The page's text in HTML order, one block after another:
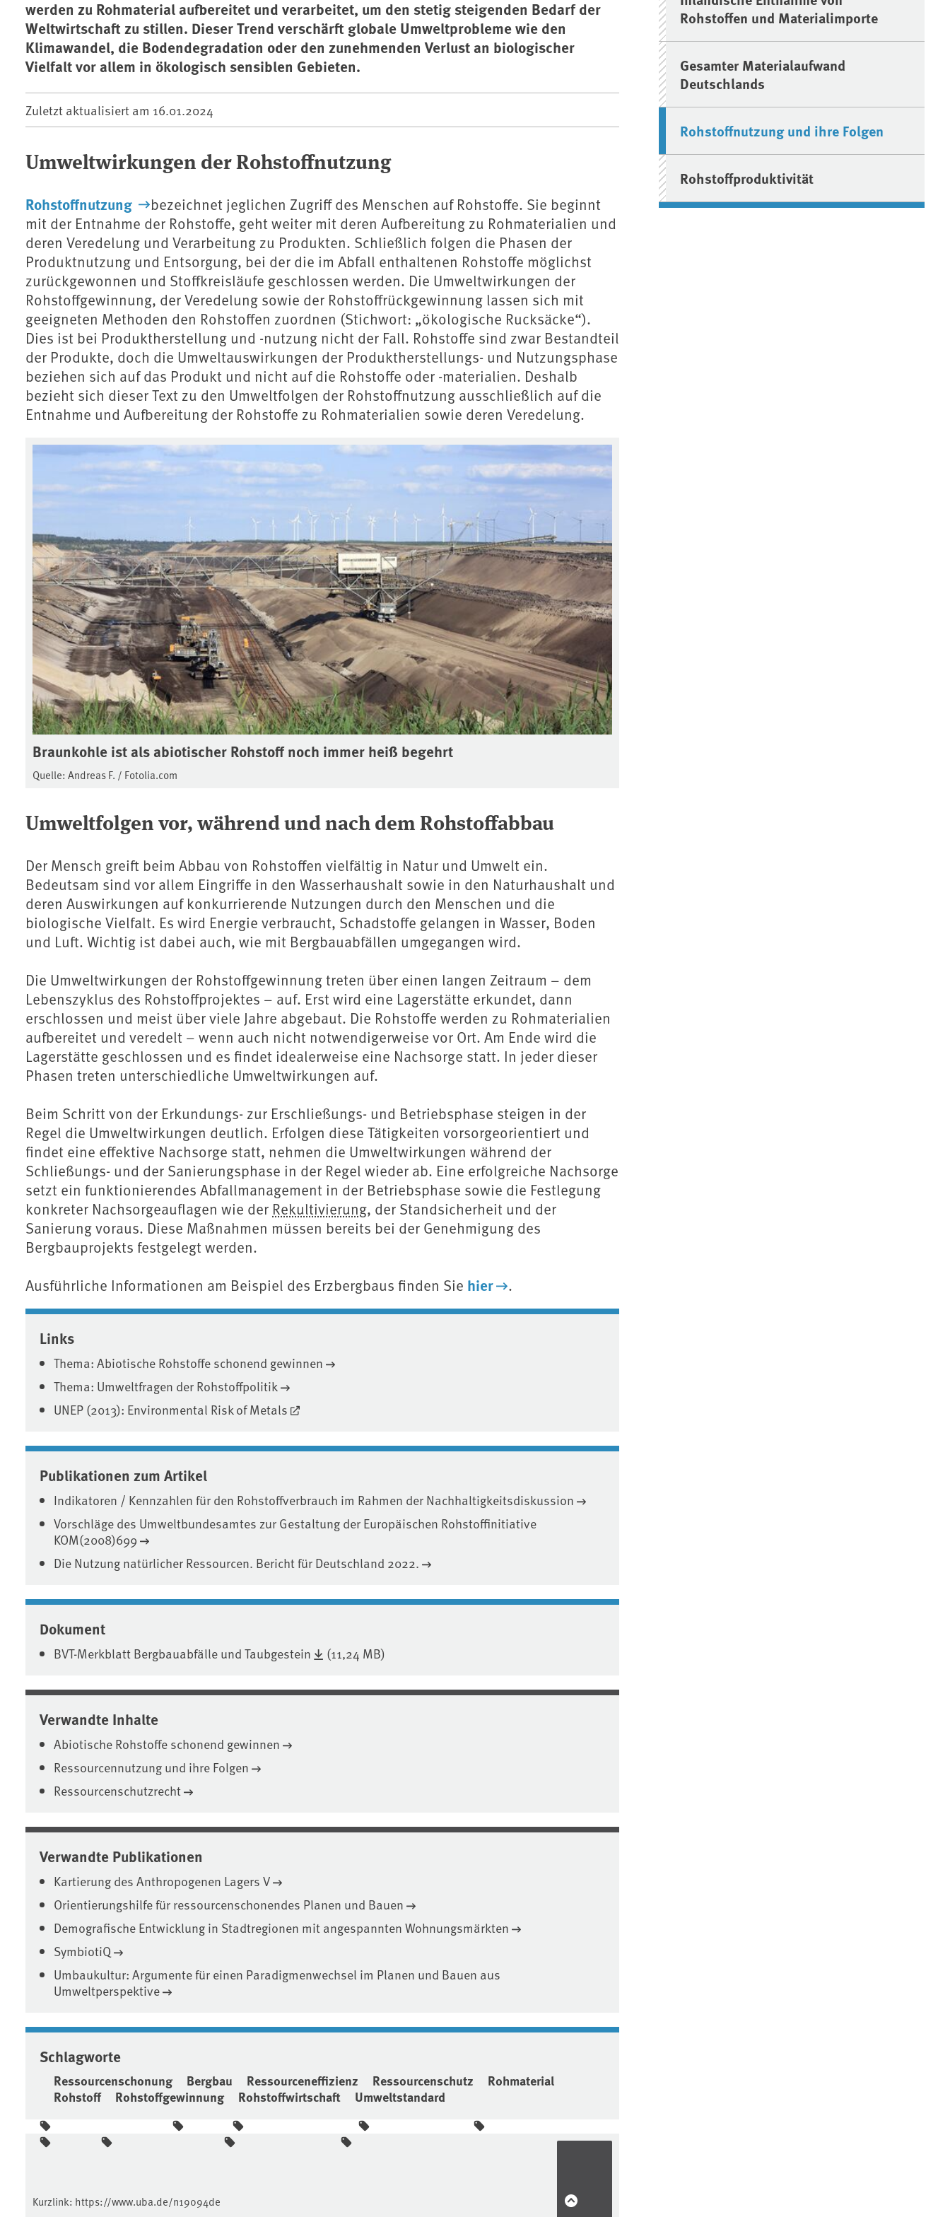
werden zu Rohmaterial aufbereitet und verarbeitet, um den stetig steigenden Bedarf der
Weltwirtschaft zu stillen. Dieser Trend verschärft globale Umweltprobleme wie den
Klimawandel, die Bodendegradation oder den zunehmenden Verlust an biologischer
Vielfalt vor allem in ökologisch sensiblen Gebieten.
Zuletzt aktualisiert am 16.01.2024
Umweltwirkungen der Rohstoffnutzung
Rohstoffnutzung
bezeichnet jeglichen Zugriff des Menschen auf Rohstoffe. Sie beginnt
mit der Entnahme der Rohstoffe, geht weiter mit deren Aufbereitung zu Rohmaterialien und
deren Veredelung und Verarbeitung zu Produkten. Schließlich folgen die Phasen der
Produktnutzung und Entsorgung, bei der die im Abfall enthaltenen Rohstoffe möglichst
zurückgewonnen und Stoffkreisläufe geschlossen werden. Die Umweltwirkungen der
Rohstoffgewinnung, der Veredelung sowie der Rohstoffrückgewinnung lassen sich mit
geeigneten Methoden den Rohstoffen zuordnen (Stichwort: „ökologische Rucksäcke“).
Dies ist bei Produktherstellung und -nutzung nicht der Fall. Rohstoffe sind zwar Bestandteil
der Produkte, doch die Umweltauswirkungen der Produktherstellungs- und Nutzungsphase
beziehen sich auf das Produkt und nicht auf die Rohstoffe oder -materialien. Deshalb
bezieht sich dieser Text zu den Umweltfolgen der Rohstoffnutzung ausschließlich auf die
Entnahme und Aufbereitung der Rohstoffe zu Rohmaterialien sowie deren Veredelung.
Braunkohle ist als abiotischer Rohstoff noch immer heiß begehrt
Quelle: Andreas F. / Fotolia.com
Umweltfolgen vor, während und nach dem Rohstoffabbau
Der Mensch greift beim Abbau von Rohstoffen vielfältig in Natur und Umwelt ein.
Bedeutsam sind vor allem Eingriffe in den Wasserhaushalt sowie in den Naturhaushalt und
deren Auswirkungen auf konkurrierende Nutzungen durch den Menschen und die
biologische Vielfalt. Es wird Energie verbraucht, Schadstoffe gelangen in Wasser, Boden
und Luft. Wichtig ist dabei auch, wie mit Bergbauabfällen umgegangen wird.
Die Umweltwirkungen der Rohstoffgewinnung treten über einen langen Zeitraum – dem
Lebenszyklus des Rohstoffprojektes – auf. Erst wird eine Lagerstätte erkundet, dann
erschlossen und meist über viele Jahre abgebaut. Die Rohstoffe werden zu Rohmaterialien
aufbereitet und veredelt – wenn auch nicht notwendigerweise vor Ort. Am Ende wird die
Lagerstätte geschlossen und es findet idealerweise eine Nachsorge statt. In jeder dieser
Phasen treten unterschiedliche Umweltwirkungen auf.
Beim Schritt von der Erkundungs- zur Erschließungs- und Betriebsphase steigen in der
Regel die Umweltwirkungen deutlich. Erfolgen diese Tätigkeiten vorsorgeorientiert und
findet eine effektive Nachsorge statt, nehmen die Umweltwirkungen während der
Schließungs- und der Sanierungsphase in der Regel wieder ab. Eine erfolgreiche Nachsorge
setzt ein funktionierendes Abfallmanagement in der Betriebsphase sowie die Festlegung
konkreter Nachsorgeauflagen wie der Rekultivierung, der Standsicherheit und der
Sanierung voraus. Diese Maßnahmen müssen bereits bei der Genehmigung des
Bergbauprojekts festgelegt werden.
Ausführliche Informationen am Beispiel des Erzbergbaus finden Sie hier .
Associated content
Links
Thema: Abiotische Rohstoffe schonend gewinnen
Thema: Umweltfragen der Rohstoffpolitik
UNEP (2013): Environmental Risk of Metals
Publikationen zum Artikel
Indikatoren / Kennzahlen für den Rohstoffverbrauch im Rahmen der Nachhaltigkeitsdiskussion
Vorschläge des Umweltbundesamtes zur Gestaltung der Europäischen Rohstoffinitiative
KOM(2008)699
Die Nutzung natürlicher Ressourcen. Bericht für Deutschland 2022.
Dokument
BVT-Merkblatt Bergbauabfälle und Taubgestein (11,24 MB)
Verwandte Inhalte
Abiotische Rohstoffe schonend gewinnen
Ressourcennutzung und ihre Folgen
Ressourcenschutzrecht
Verwandte Publikationen
Kartierung des Anthropogenen Lagers V
Orientierungshilfe für ressourcenschonendes Planen und Bauen
Demografische Entwicklung in Stadtregionen mit angespannten Wohnungsmärkten
SymbiotiQ
Umbaukultur: Argumente für einen Paradigmenwechsel im Planen und Bauen aus
Umweltperspektive
Schlagworte
Ressourcenschonung Bergbau Ressourceneffizienz Ressourcenschutz
Rohmaterial
Rohstoff
Rohstoffgewinnung Rohstoffwirtschaft Umweltstandard
Rohstoffen und Materialimporte
Gesamter Materialaufwand
Deutschlands
Rohstoffnutzung und ihre Folgen
Rohstoffproduktivität
Kurzlink: https://www.uba.de/n19094de